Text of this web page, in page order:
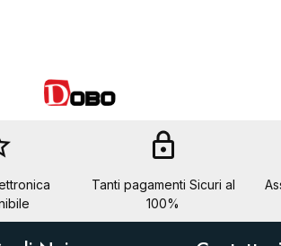
lock
Tanti pagamenti Sicuri al
100%